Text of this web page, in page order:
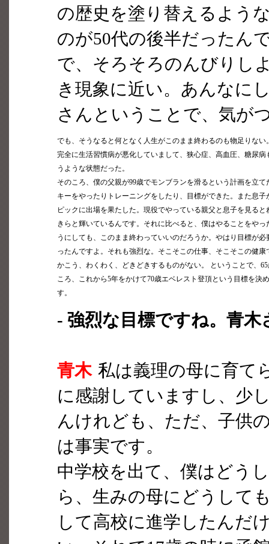
の歴史を塗り替えるよう
のが50代の後半だったん
で、そろそろのんびりし
き現象に近い。あんなに
さんということで、気が
でも、そうなると何となく人生がこのまま終わるのも物足りない
完全に生活習慣病が悪化していまして、狭心症、高血圧、糖尿病
うような状態だった。
そのころ、僕の父親が99歳でモンブランを滑るという計画を立て
キーをやったりトレーニングをしたり、目標ができた。また息子
ピックに出場を果たした。現役でやっている親父と息子を見ると
きらと輝いているんです。それに比べると、僕はやることをやっ
うにしても、このまま終わっていいのだろうか。やはり目標が必
ったんですよ。それも強烈な。そこそこの仕事、そこそこの健康
かこう、わくわく、どきどきするものがない。 ということで、
ころ、これから5年をかけて70歳エベレスト登頂という目標を決
す。
- 強烈な目標ですね。青
青木 私は義理の母に育て
に感謝していますし、少
んけれども、ただ、子供
は事実です。
中学校を出て、僕はどう
ら、生みの母にどうして
して高校に進学したんだ